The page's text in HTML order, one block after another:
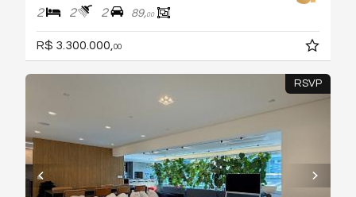
2 2 2 89,00
R$ 3.300.000, 00
RSVP